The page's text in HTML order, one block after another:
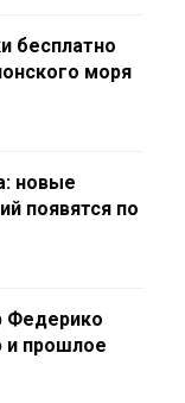
бесплатно
моря
новые
появятся по
Федерико
и прошлое